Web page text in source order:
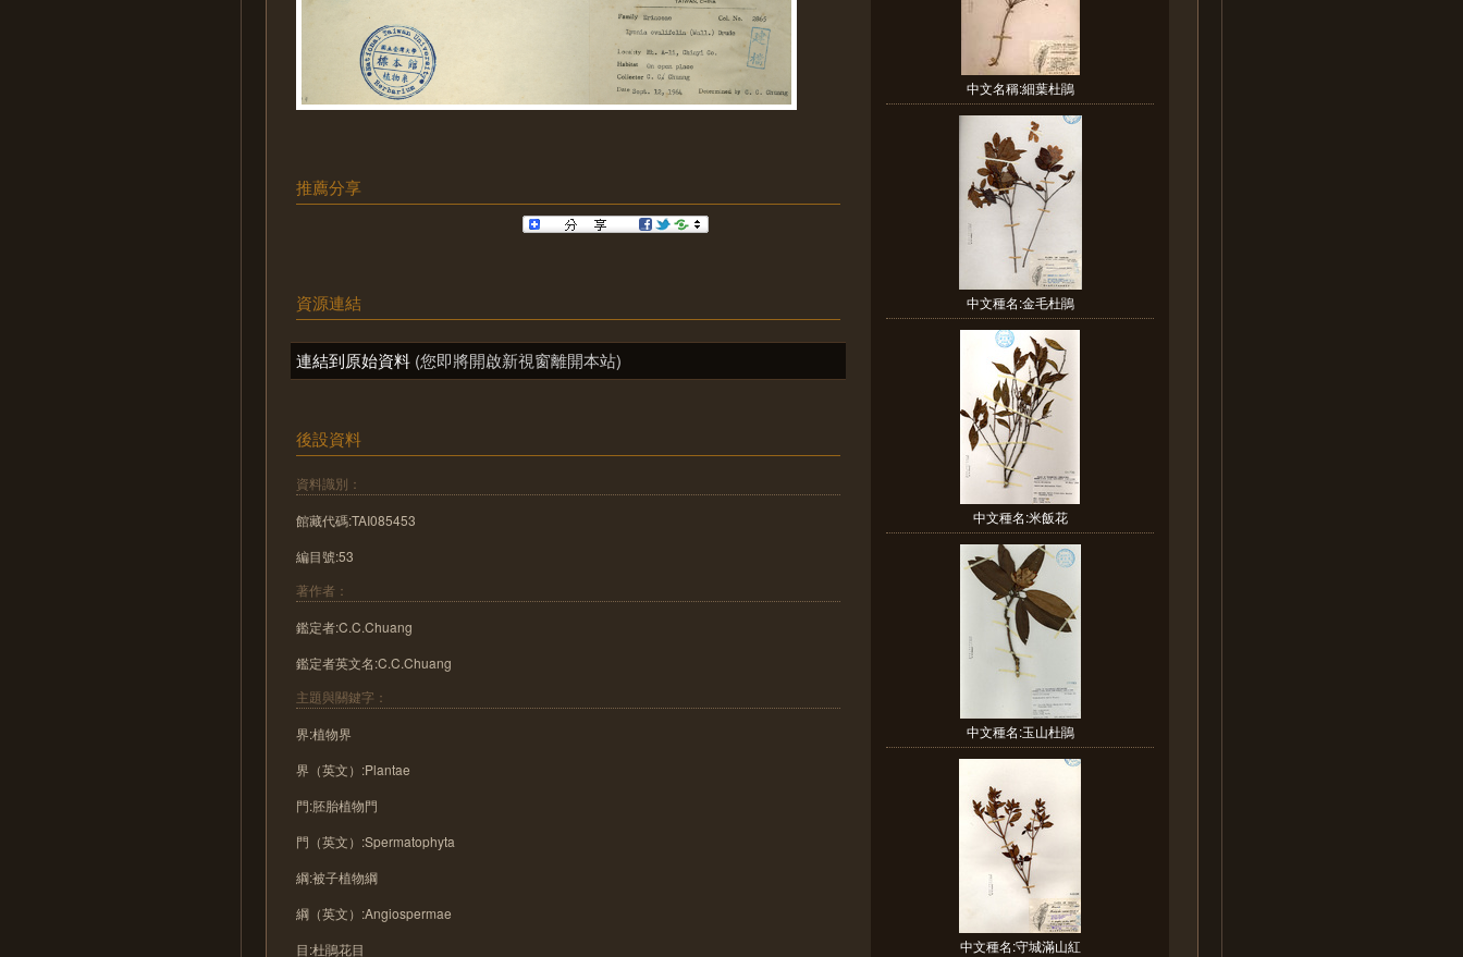
推薦分享
資源連結
連結到原始資料 (您即將開啟新視窗離開本站)
後設資料
資料識別：
館藏代碼:TAI085453
編目號:53
著作者：
鑑定者:C.C.Chuang
鑑定者英文名:C.C.Chuang
主題與關鍵字：
界:植物界
界（英文）:Plantae
門:胚胎植物門
門（英文）:Spermatophyta
綱:被子植物綱
綱（英文）:Angiospermae
目:杜鵑花目
中文名稱:細葉杜鵑
中文種名:金毛杜鵑
中文種名:米飯花
中文種名:玉山杜鵑
中文種名:守城滿山紅